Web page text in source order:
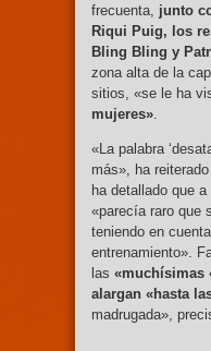
frecuenta, junto
Riqui Puig, los
Bling Bling y
zona alta de la
sitios, «se le ha
mujeres»
«La palabra
más», ha
ha detallado que
«parecía raro que
teniendo en
entrenamiento».
las «muchísimas
alargan «hasta
madrugada»,